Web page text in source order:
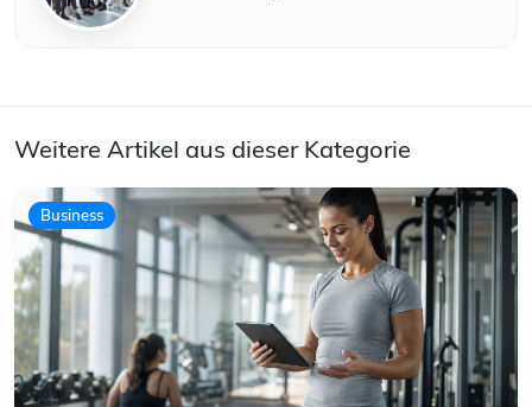
Weitere Artikel aus dieser Kategorie
Business